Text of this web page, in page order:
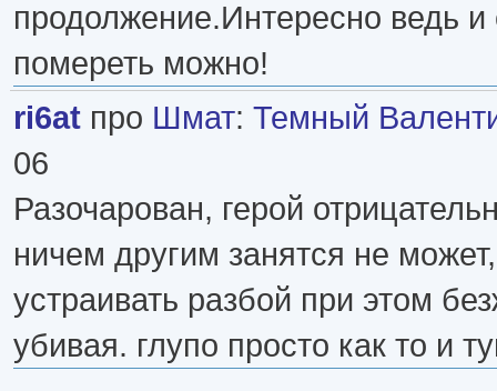
продолжение.Интересно ведь
помереть можно!
ri6at про Шмат: Темный
06
Разочарован, герой
ничем другим занятся не
устраивать разбой при этом
убивая. глупо просто как то и